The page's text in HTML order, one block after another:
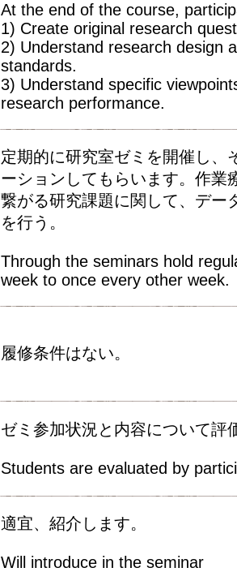
At the end of the course,
1) Create original research
2) Understand research design
standards.
3) Understand specific
research performance.
定期的に研究室ゼミを開催し、
ーションしてもらいます。作業
繋がる研究課題に関して、デー
を行う。
Through the seminars hold
week to once every other week.
履修条件はない。
ゼミ参加状況と内容について評
Students are evaluated by
適宜、紹介します。
Will introduce in the seminar